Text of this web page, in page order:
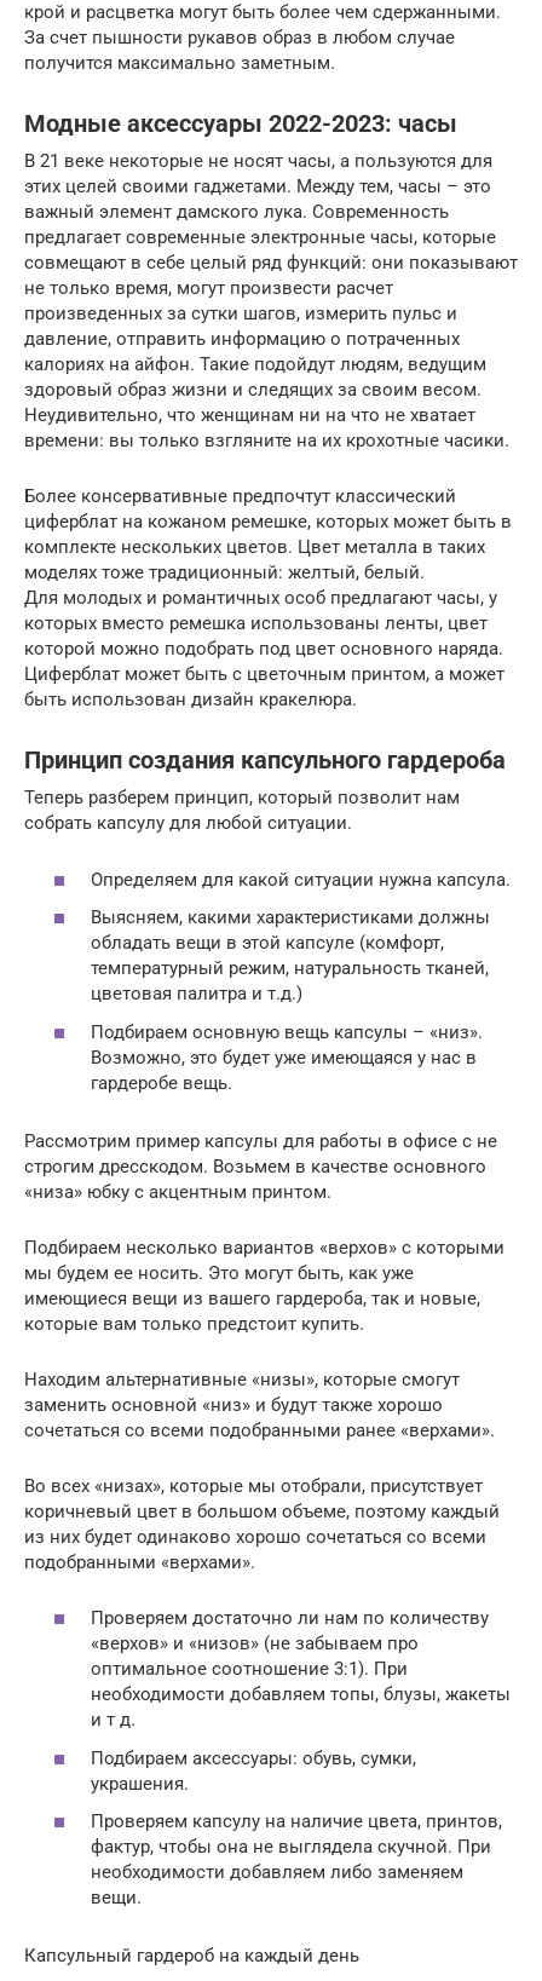
крой и расцветка могут быть более чем сдержанными.
За счет пышности рукавов образ в любом случае
получится максимально заметным.
Модные аксессуары 2022-2023: часы
В 21 веке некоторые не носят часы, а пользуются для
этих целей своими гаджетами. Между тем, часы – это
важный элемент дамского лука. Современность
предлагает современные электронные часы, которые
совмещают в себе целый ряд функций: они показывают
не только время, могут произвести расчет
произведенных за сутки шагов, измерить пульс и
давление, отправить информацию о потраченных
калориях на айфон. Такие подойдут людям, ведущим
здоровый образ жизни и следящих за своим весом.
Неудивительно, что женщинам ни на что не хватает
времени: вы только взгляните на их крохотные часики.
Более консервативные предпочтут классический
циферблат на кожаном ремешке, которых может быть в
комплекте нескольких цветов. Цвет металла в таких
моделях тоже традиционный: желтый, белый.
Для молодых и романтичных особ предлагают часы, у
которых вместо ремешка использованы ленты, цвет
которой можно подобрать под цвет основного наряда.
Циферблат может быть с цветочным принтом, а может
быть использован дизайн кракелюра.
Принцип создания капсульного гардероба
Теперь разберем принцип, который позволит нам
собрать капсулу для любой ситуации.
Определяем для какой ситуации нужна капсула.
Выясняем, какими характеристиками должны
обладать вещи в этой капсуле (комфорт,
температурный режим, натуральность тканей,
цветовая палитра и т.д.)
Подбираем основную вещь капсулы – «низ».
Возможно, это будет уже имеющаяся у нас в
гардеробе вещь.
Рассмотрим пример капсулы для работы в офисе с не
строгим дресскодом. Возьмем в качестве основного
«низа» юбку с акцентным принтом.
Подбираем несколько вариантов «верхов» с которыми
мы будем ее носить. Это могут быть, как уже
имеющиеся вещи из вашего гардероба, так и новые,
которые вам только предстоит купить.
Находим альтернативные «низы», которые смогут
заменить основной «низ» и будут также хорошо
сочетаться со всеми подобранными ранее «верхами».
Во всех «низах», которые мы отобрали, присутствует
коричневый цвет в большом объеме, поэтому каждый
из них будет одинаково хорошо сочетаться со всеми
подобранными «верхами».
Проверяем достаточно ли нам по количеству
«верхов» и «низов» (не забываем про
оптимальное соотношение 3:1). При
необходимости добавляем топы, блузы, жакеты
и т д.
Подбираем аксессуары: обувь, сумки,
украшения.
Проверяем капсулу на наличие цвета, принтов,
фактур, чтобы она не выглядела скучной. При
необходимости добавляем либо заменяем
вещи.
Капсульный гардероб на каждый день